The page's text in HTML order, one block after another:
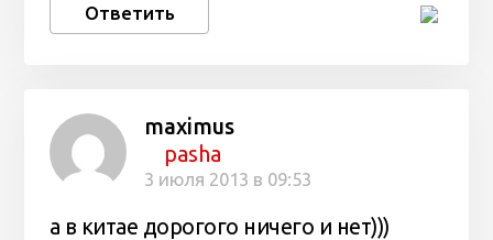
Ответить
maximus
pasha
3 июля 2013 в 09:53
а в китае дорогого ничего и нет)))